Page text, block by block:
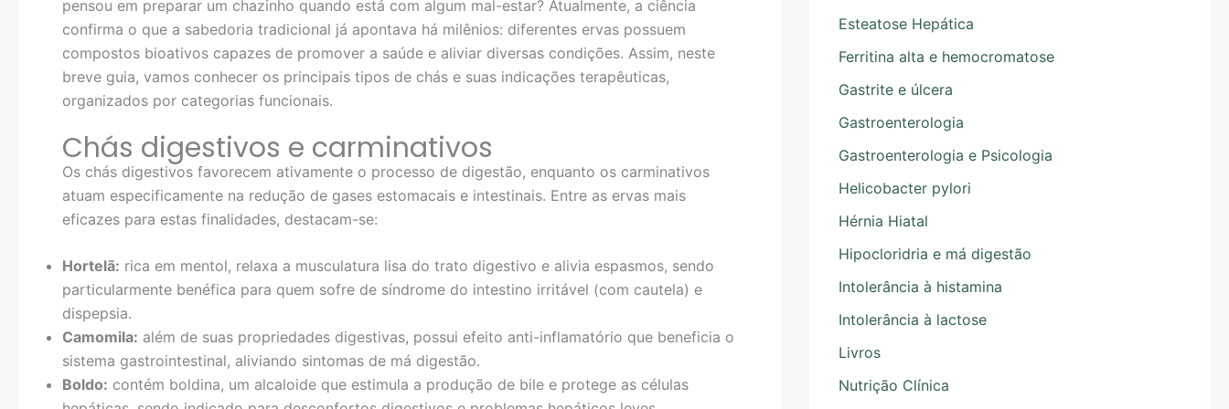
pensou em preparar um chazinho quando está com algum mal-estar? Atualmente, a ciência
confirma o que a sabedoria tradicional já apontava há milênios: diferentes ervas possuem
compostos bioativos capazes de promover a saúde e aliviar diversas condições. Assim, neste
breve guia, vamos conhecer os principais tipos de chás e suas indicações terapêuticas,
organizados por categorias funcionais.
Chás digestivos e carminativos
Os chás digestivos favorecem ativamente o processo de digestão, enquanto os carminativos
atuam especificamente na redução de gases estomacais e intestinais. Entre as ervas mais
eficazes para estas finalidades, destacam-se:
Hortelã: rica em mentol, relaxa a musculatura lisa do trato digestivo e alivia espasmos, sendo
particularmente benéfica para quem sofre de síndrome do intestino irritável (com cautela) e
dispepsia.
Camomila: além de suas propriedades digestivas, possui efeito anti-inflamatório que beneficia o
sistema gastrointestinal, aliviando sintomas de má digestão.
Boldo: contém boldina, um alcaloide que estimula a produção de bile e protege as células
Esteatose Hepática
Ferritina alta e hemocromatose
Gastrite e úlcera
Gastroenterologia
Gastroenterologia e Psicologia
Helicobacter pylori
Hérnia Hiatal
Hipocloridria e má digestão
Intolerância à histamina
Intolerância à lactose
Livros
Nutrição Clínica